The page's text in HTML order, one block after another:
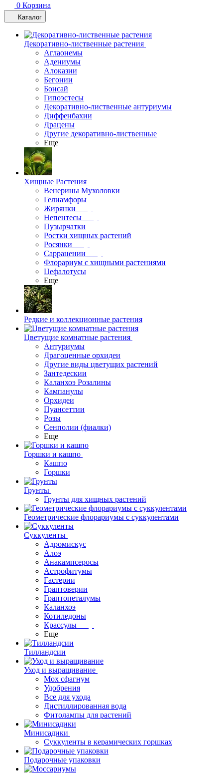
0 Корзина
Каталог
Декоративно-лиственные растения
Аглаонемы
Адениумы
Алоказии
Бегонии
Бонсай
Гипоэстесы
Декоративно-лиственные антуриумы
Диффенбахии
Драцены
Другие декоративно-лиственные
Еще
Хищные Растения
Венерины Мухоловки
Гелиамфоры
Жирянки
Непентесы
Пузырчатки
Ростки хищных растений
Росянки
Саррацении
Флорариум с хищными растениями
Цефалотусы
Еще
Редкие и коллекционные растения
Цветущие комнатные растения
Антуриумы
Драгоценные орхидеи
Другие виды цветущих растений
Зантедескии
Каланхоэ Розалины
Кампанулы
Орхидеи
Пуансеттии
Розы
Сенполии (фиалки)
Еще
Горшки и кашпо
Кашпо
Горшки
Грунты
Грунты для хищных растений
Геометрические флорариумы с суккулентами
Суккуленты
Адромискус
Алоэ
Анакампсеросы
Астрофитумы
Гастерии
Граптоверии
Граптопеталумы
Каланхоэ
Котиледоны
Крассулы
Еще
Тилландсии
Уход и выращивание
Мох сфагнум
Удобрения
Все для ухода
Дистиллированная вода
Фитолампы для растений
Минисадики
Суккуленты в керамических горшках
Подарочные упаковки